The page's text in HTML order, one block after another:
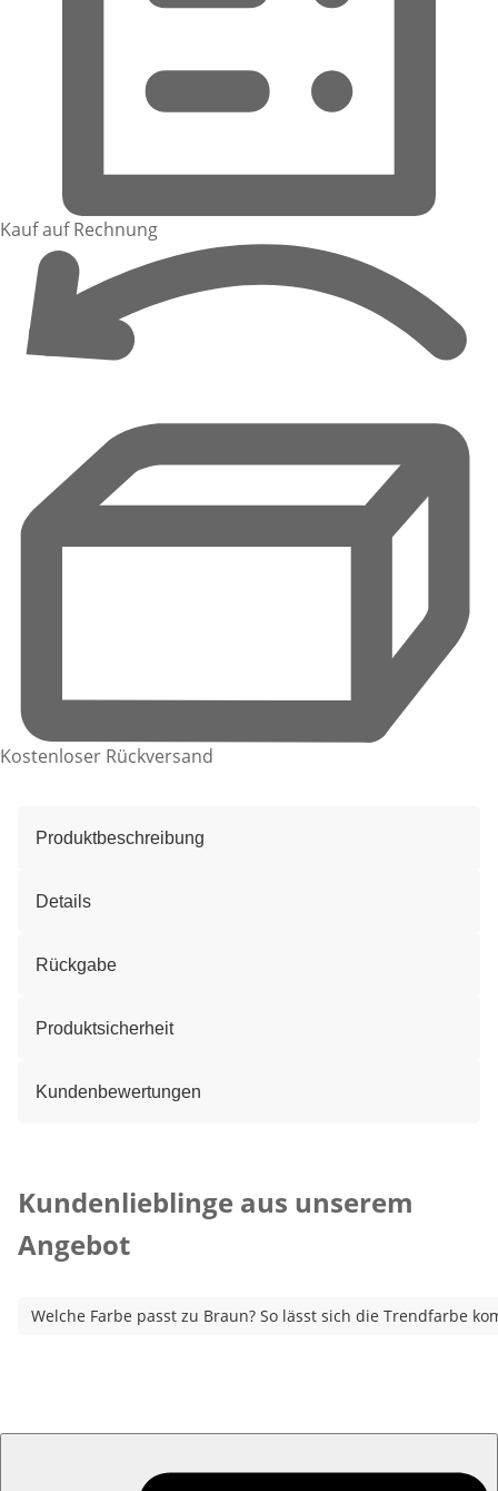
Kauf auf Rechnung
Kostenloser Rückversand
Produktbeschreibung
Details
Rückgabe
Produktsicherheit
Kundenbewertungen
Kundenlieblinge aus unserem
Angebot
Welche Farbe passt zu Braun? So lässt sich die Trendfarbe